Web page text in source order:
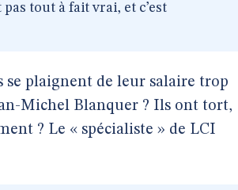
tout à fait vrai, et c’est
plaignent de leur salaire trop
Michel Blanquer ? Ils ont tort,
? Le « spécialiste » de LCI